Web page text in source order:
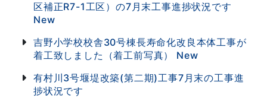
区補正R7-1工区）の7月末工事進捗状況です
New
吉野小学校校舎30号棟長寿命化改良本体工事が
着工致しました（着工前写真） New
有村川3号堰堤改築(第二期)工事7月末の工事進
捗状況です